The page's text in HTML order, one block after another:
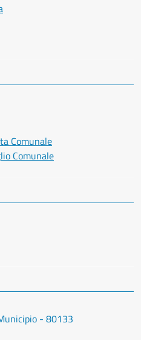
Comunale
Comunale
- 80133